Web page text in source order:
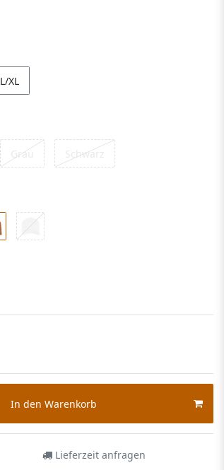
L/XL
Grau Schwarz
In den Warenkorb
Lieferzeit anfragen